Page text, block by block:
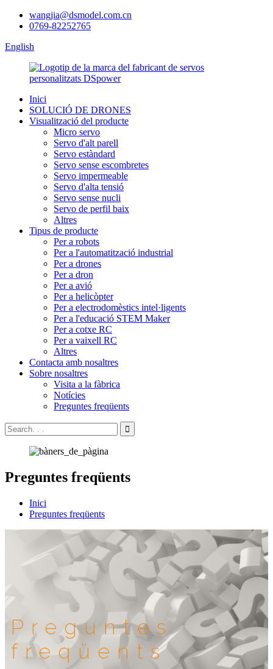
wangjia@dsmodel.com.cn
0769-82252765
English
Inici
SOLUCIÓ DE DRONES
Visualització del producte
Micro servo
Servo d'alt parell
Servo estàndard
Servo sense escombretes
Servo impermeable
Servo d'alta tensió
Servo sense nucli
Servo de perfil baix
Altres
Tipus de producte
Per a robots
Per a l'automatització industrial
Per a drones
Per a dron
Per a avió
Per a helicòpter
Per a electrodomèstics intel·ligents
Per a l'educació STEM Maker
Per a cotxe RC
Per a vaixell RC
Altres
Contacta amb nosaltres
Sobre nosaltres
Visita a la fàbrica
Notícies
Preguntes freqüents
Preguntes freqüents
Inici
Preguntes freqüents
Preguntes
freqüents